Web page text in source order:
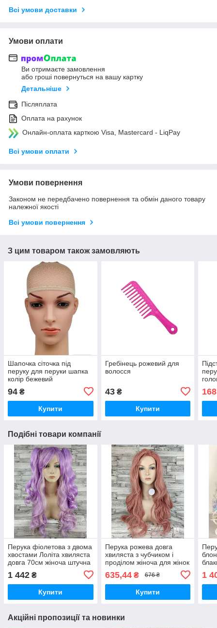
Всі умови доставки
Умови оплати
Ви отримаєте замовлення
або гроші повернуться на вашу картку
Детальніше
Післяплата
Оплата на рахунок
Онлайн-оплата карткою Visa, Mastercard - LiqPay
Всі умови оплати
Умови повернення
Законом не передбачено повернення та обмін даного товару
належної якості
Всі умови повернення
З цим товаром також замовляють
Шапочка сіточка під
перуку для перуки шапка
колір бежевий
94 ₴
Купити
Гребінець рожевий для
волосся
43₴
Купити
Подібні товари компанії
Перука фіолетова з двома
хвостами Лоліта хвиляста
довга 70см жіноча штучна
1 442 ₴
Купити
Перука рожева довга
хвиляста з чубчиком і
проділом жіноча для жінок
70см зі штучного волосся
635,44₴ 676 ₴
Купити
1
Акційні пропозиції та новинки